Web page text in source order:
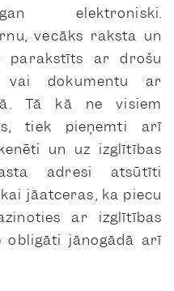
elektroniski.
vecāks raksta un
parakstīts ar drošu
vai dokumentu ar
Tā kā ne visiem
tiek pieņemti arī
un uz izglītības
adresi atsūtīti
jāatceras, ka piecu
ar izglītības
obligāti jānogādā arī